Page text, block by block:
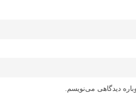
دیدگاهی می‌نویسم.